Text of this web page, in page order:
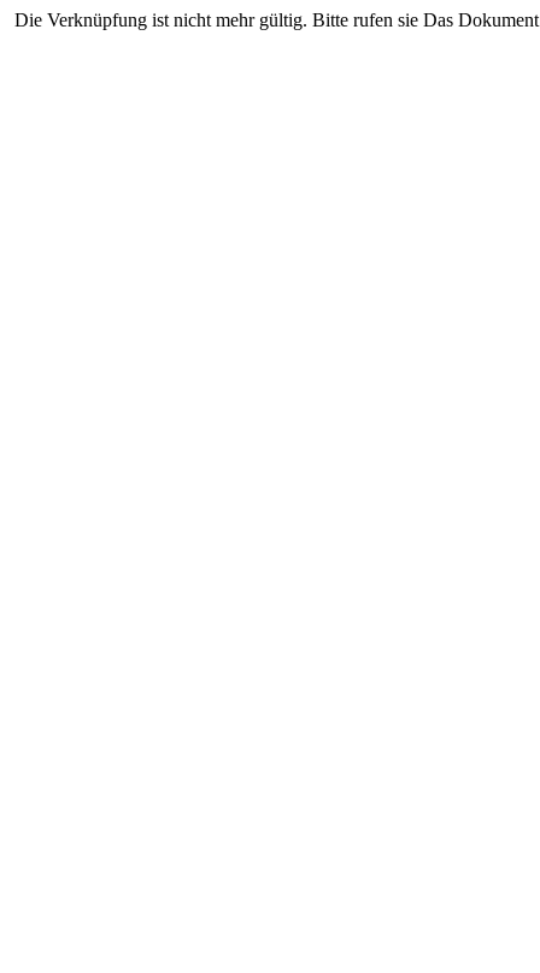
Die Verknüpfung ist nicht mehr gültig. Bitte rufen sie Das Dokument